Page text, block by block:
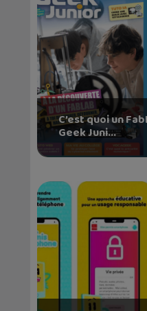
C’est quoi un
Geek Juni...